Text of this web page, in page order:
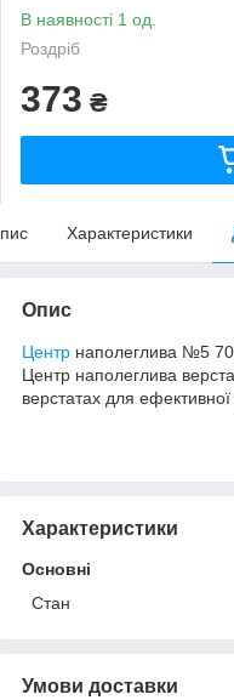
В наявності 1 од.
Роздріб
373 ₴
Характеристики
Опис
Центр наполеглива №5
Центр наполеглива
верстатах для ефективної
Характеристики
Основні
Стан
Умови доставки